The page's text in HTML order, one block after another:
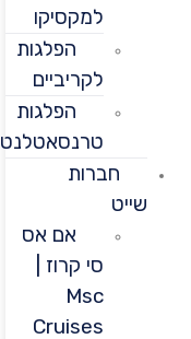
למקסיקו
הפלגות
לקריביים
הפלגות
טרנסאטלנטיות
חברות
אם אס
סי קרוז |
Cruises